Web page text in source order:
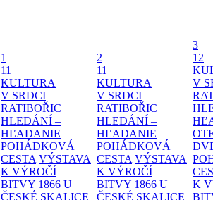
1
11
KULTURA
V SRDCI
RATIBOŘIC
HLEDÁNÍ –
HĽADANIE
POHÁDKOVÁ
CESTA VÝSTAVA
K VÝROČÍ
BITVY 1866 U
ČESKÉ SKALICE
2
11
KULTURA
V SRDCI
RATIBOŘIC
HLEDÁNÍ –
HĽADANIE
POHÁDKOVÁ
CESTA VÝSTAVA
K VÝROČÍ
BITVY 1866 U
ČESKÉ SKALICE
3
12
V
K